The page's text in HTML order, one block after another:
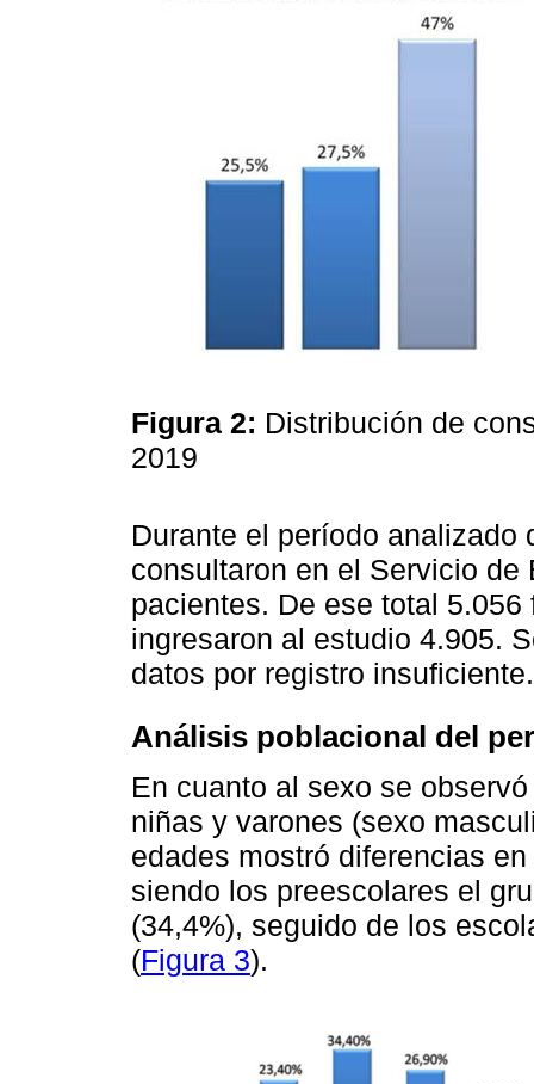
Figura 2: Distribución de
2019
Durante el período analizado
consultaron en el Servicio de
pacientes. De ese total
ingresaron al estudio 4.905.
datos por registro insuficiente.
Análisis poblacional del
En cuanto al sexo se
niñas y varones (sexo
edades mostró diferencias
siendo los preescolares el
(34,4%), seguido de los
(Figura 3).